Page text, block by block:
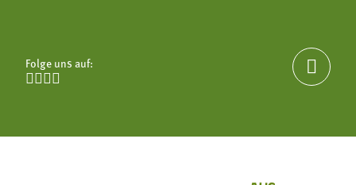
Folge uns auf:

